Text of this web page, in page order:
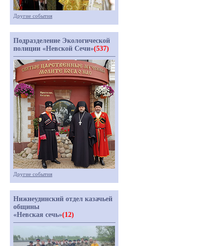
Другие события
Подразделение Экологической
полиции «Невской Сечи»(537)
Другие события
Нижнеудинский отдел казачьей
общины
«Невская сечь»(12)